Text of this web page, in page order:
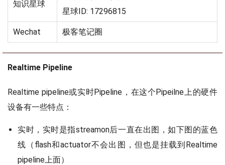
知识星球
星球ID: 17296815
Wechat 极客笔记圈
Realtime Pipeline
Realtime pipeline或实时Pipeline，在这个Pipeilne上的硬件
设备有一些特点：
实时，实时是指streamon后一直在出图，如下图的蓝色
线（flash和actuator不会出图，但也是挂载到Realtime
pipeline上面）